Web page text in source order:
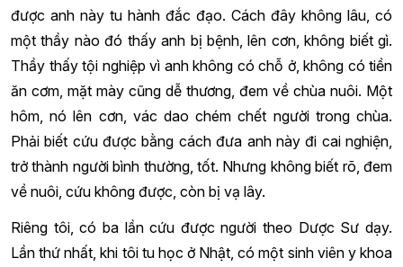
được anh này tu hành đắc đạo. Cách đây không lâu, có
một thầy nào đó thấy anh bị bệnh, lên cơn, không biết gì.
Thầy thấy tội nghiệp vì anh không có chỗ ở, không có tiền
ăn cơm, mặt mày cũng dễ thương, đem về chùa nuôi. Một
hôm, nó lên cơn, vác dao chém chết người trong chùa.
Phải biết cứu được bằng cách đưa anh này đi cai nghiện,
trở thành người bình thường, tốt. Nhưng không biết rõ, đem
về nuôi, cứu không được, còn bị vạ lây.
Riêng tôi, có ba lần cứu được người theo Dược Sư dạy.
Lần thứ nhất, khi tôi tu học ở Nhật, có một sinh viên y khoa